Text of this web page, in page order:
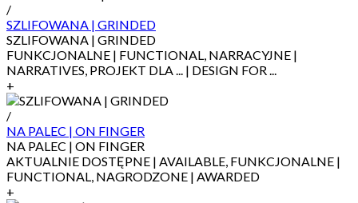
/
SZLIFOWANA | GRINDED
SZLIFOWANA | GRINDED
FUNKCJONALNE | FUNCTIONAL, NARRACYJNE |
NARRATIVES, PROJEKT DLA ... | DESIGN FOR ...
+
/
NA PALEC | ON FINGER
NA PALEC | ON FINGER
AKTUALNIE DOSTĘPNE | AVAILABLE, FUNKCJONALNE |
FUNCTIONAL, NAGRODZONE | AWARDED
+